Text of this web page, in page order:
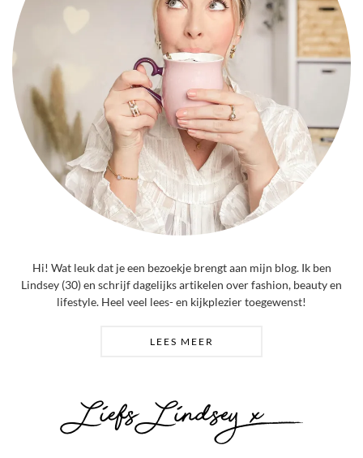
Hi! Wat leuk dat je een bezoekje brengt aan mijn blog. Ik ben
Lindsey (30) en schrijf dagelijks artikelen over fashion, beauty en
lifestyle. Heel veel lees- en kijkplezier toegewenst!
LEES MEER